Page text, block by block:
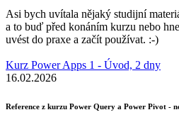
Asi bych uvítala nějaký studijní
a to buď před konáním kurzu nebo
uvést do praxe a začít používat. :-)
Kurz Power Apps 1 - Úvod, 2 dny
16.02.2026
Reference z kurzu Power Query a Power Pivot -